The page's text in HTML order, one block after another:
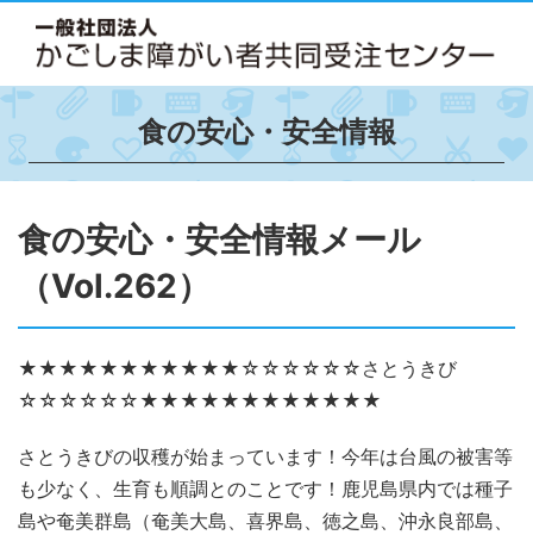
食の安心・安全情報
食の安心・安全情報メール
（Vol.262）
★★★★★★★★★★★☆☆☆☆☆☆さとうきび
☆☆☆☆☆☆★★★★★★★★★★★★
さとうきびの収穫が始まっています！今年は台風の被害等
も少なく、生育も順調とのことです！鹿児島県内では種子
島や奄美群島（奄美大島、喜界島、徳之島、沖永良部島、